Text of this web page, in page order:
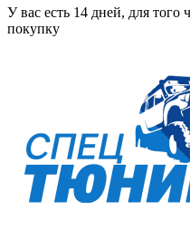
У вас есть 14 дней, для того
покупку